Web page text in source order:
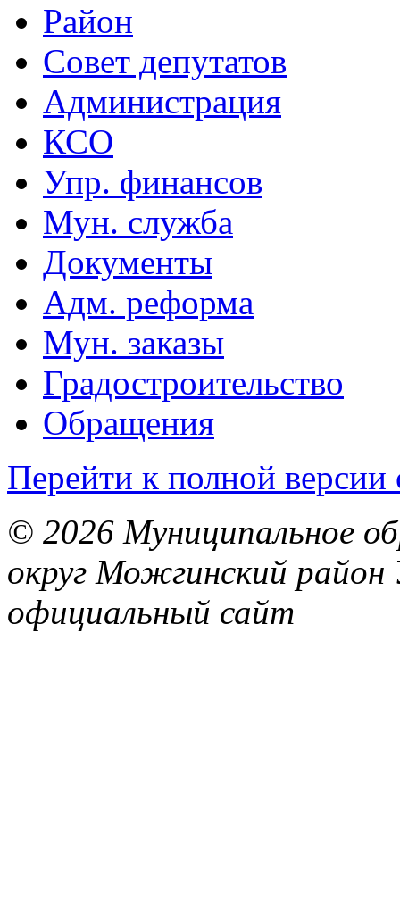
Район
Совет депутатов
Администрация
КСО
Упр. финансов
Мун. служба
Документы
Адм. реформа
Мун. заказы
Градостроительство
Обращения
Перейти к полной версии
© 2026 Муниципальное
округ Можгинский район
официальный сайт